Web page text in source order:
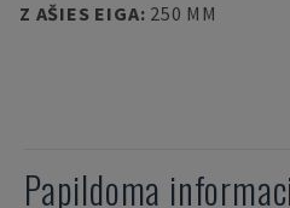
Z AŠIES EIGA: 250 MM
Papildoma